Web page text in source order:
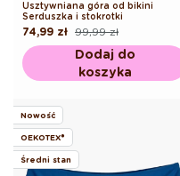
Usztywniana góra od bikini
Serduszka i stokrotki
Cena
regularna
99,99 zł
Cena
promocyjna
74,99 zł
Dodaj do
koszyka
Nowość
OEKOTEX®
Średni stan